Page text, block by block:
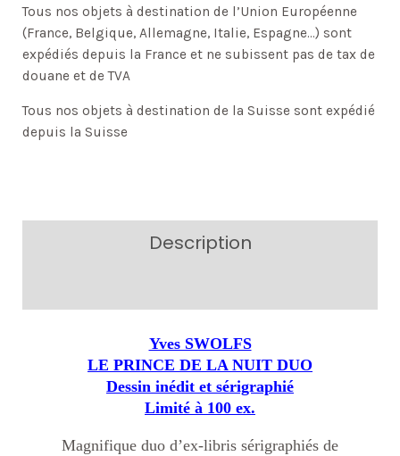
Tous nos objets à destination de l’Union Européenne
(France, Belgique, Allemagne, Italie, Espagne…) sont
expédiés depuis la France et ne subissent pas de tax de
douane et de TVA
Tous nos objets à destination de la Suisse sont expédié
depuis la Suisse
Description
Yves SWOLFS
LE PRINCE DE LA NUIT DUO
Dessin inédit et sérigraphié
Limité à 100 ex.
Magnifique duo d’ex-libris sérigraphiés de